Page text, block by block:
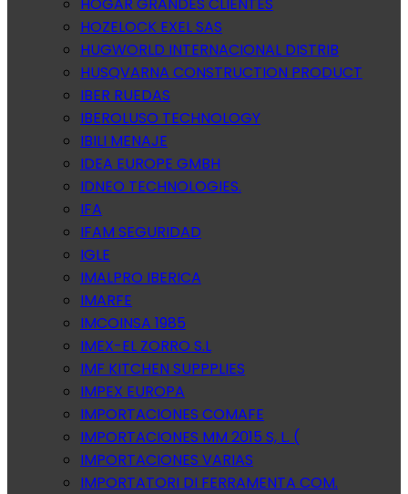
HOZELOCK EXEL SAS
HUGWORLD INTERNACIONAL DISTRIB
HUSQVARNA CONSTRUCTION PRODUCT
IBER RUEDAS
IBEROLUSO TECHNOLOGY
IBILI MENAJE
IDEA EUROPE GMBH
IDNEO TECHNOLOGIES.
IFA
IFAM SEGURIDAD
IGLE
IMALPRO IBERICA
IMARFE
IMCOINSA 1985
IMEX-EL ZORRO S.L
IMF KITCHEN SUPPPLIES
IMPEX EUROPA
IMPORTACIONES COMAFE
IMPORTACIONES MM 2015 S, L. (
IMPORTACIONES VARIAS
IMPORTATORI DI FERRAMENTA COM.